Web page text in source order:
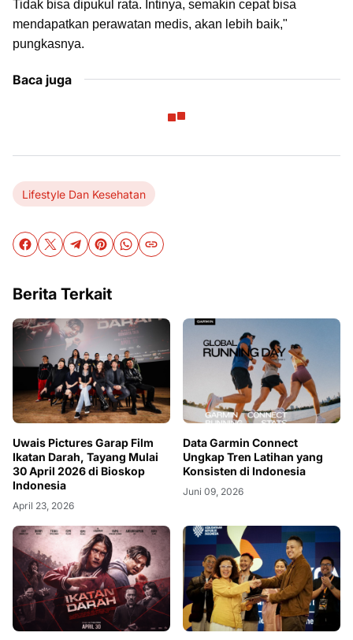
Tidak bisa dipukul rata. Intinya, semakin cepat bisa
mendapatkan perawatan medis, akan lebih baik,"
pungkasnya.
Baca juga
Lifestyle Dan Kesehatan
Berita Terkait
Uwais Pictures Garap Film
Ikatan Darah, Tayang Mulai
30 April 2026 di Bioskop
Indonesia
April 23, 2026
Data Garmin Connect
Ungkap Tren Latihan yang
Konsisten di Indonesia
Juni 09, 2026